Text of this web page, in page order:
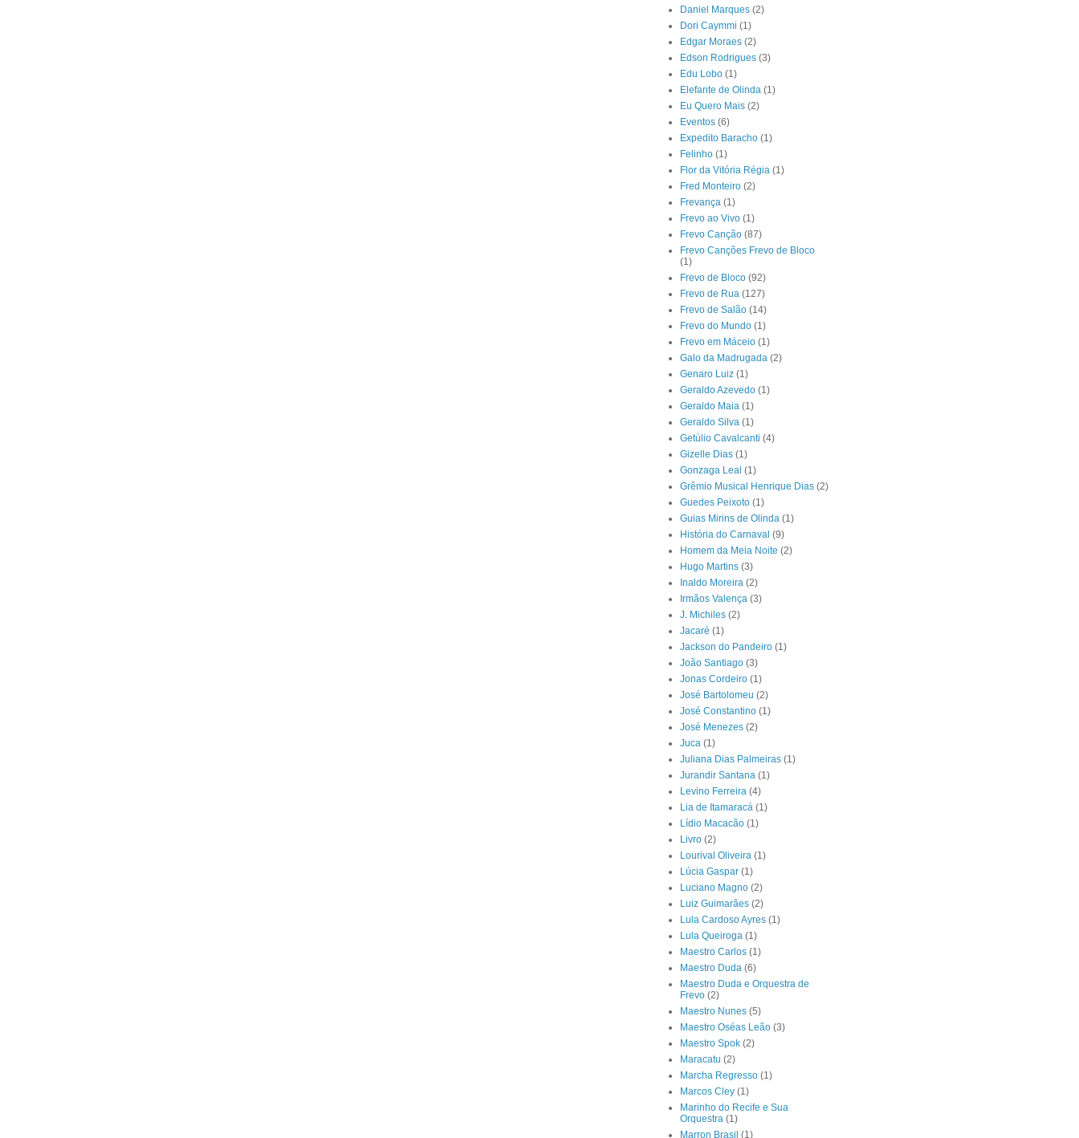
Daniel Marques (2)
Dori Caymmi (1)
Edgar Moraes (2)
Edson Rodrigues (3)
Edu Lobo (1)
Elefante de Olinda (1)
Eu Quero Mais (2)
Eventos (6)
Expedito Baracho (1)
Felinho (1)
Flor da Vitória Régia (1)
Fred Monteiro (2)
Frevança (1)
Frevo ao Vivo (1)
Frevo Canção (87)
Frevo Canções Frevo de Bloco
(1)
Frevo de Bloco (92)
Frevo de Rua (127)
Frevo de Salão (14)
Frevo do Mundo (1)
Frevo em Máceio (1)
Galo da Madrugada (2)
Genaro Luiz (1)
Geraldo Azevedo (1)
Geraldo Maia (1)
Geraldo Silva (1)
Getúlio Cavalcanti (4)
Gizelle Dias (1)
Gonzaga Leal (1)
Grêmio Musical Henrique Dias (2)
Guedes Peixoto (1)
Guias Mirins de Olinda (1)
História do Carnaval (9)
Homem da Meia Noite (2)
Hugo Martins (3)
Inaldo Moreira (2)
Irmãos Valença (3)
J. Michiles (2)
Jacaré (1)
Jackson do Pandeiro (1)
João Santiago (3)
Jonas Cordeiro (1)
José Bartolomeu (2)
José Constantino (1)
José Menezes (2)
Juca (1)
Juliana Dias Palmeiras (1)
Jurandir Santana (1)
Levino Ferreira (4)
Lia de Itamaracá (1)
Lídio Macacão (1)
Livro (2)
Lourival Oliveira (1)
Lúcia Gaspar (1)
Luciano Magno (2)
Luiz Guimarães (2)
Lula Cardoso Ayres (1)
Lula Queiroga (1)
Maestro Carlos (1)
Maestro Duda (6)
Maestro Duda e Orquestra de
Frevo (2)
Maestro Nunes (5)
Maestro Oséas Leão (3)
Maestro Spok (2)
Maracatu (2)
Marcha Regresso (1)
Marcos Cley (1)
Marinho do Recife e Sua
Orquestra (1)
Marron Brasil (1)